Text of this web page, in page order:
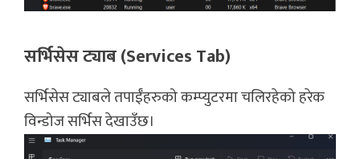
सर्भिसेस ट्याब (Services Tab)
सर्भिसेस ट्याबले तपाईँहरुको कम्प्युटरमा चलिरहेको हरेक
विन्डोज सर्भिस देखाउँछ।